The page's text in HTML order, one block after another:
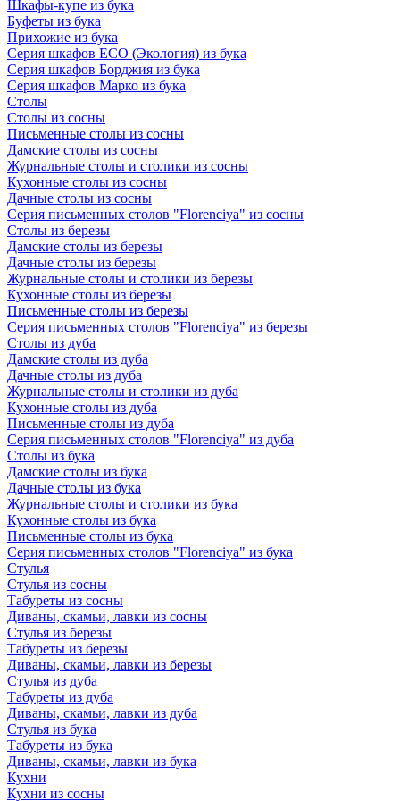
Шкафы-купе из бука
Буфеты из бука
Прихожие из бука
Серия шкафов ECO (Экология) из бука
Серия шкафов Борджия из бука
Серия шкафов Марко из бука
Столы
Столы из сосны
Письменные столы из сосны
Дамские столы из сосны
Журнальные столы и столики из сосны
Кухонные столы из сосны
Дачные столы из сосны
Серия письменных столов "Florenciya" из сосны
Столы из березы
Дамские столы из березы
Дачные столы из березы
Журнальные столы и столики из березы
Кухонные столы из березы
Письменные столы из березы
Серия письменных столов "Florenciya" из березы
Столы из дуба
Дамские столы из дуба
Дачные столы из дуба
Журнальные столы и столики из дуба
Кухонные столы из дуба
Письменные столы из дуба
Серия письменных столов "Florenciya" из дуба
Столы из бука
Дамские столы из бука
Дачные столы из бука
Журнальные столы и столики из бука
Кухонные столы из бука
Письменные столы из бука
Серия письменных столов "Florenciya" из бука
Стулья
Стулья из сосны
Табуреты из сосны
Диваны, скамьи, лавки из сосны
Стулья из березы
Табуреты из березы
Диваны, скамьи, лавки из березы
Стулья из дуба
Табуреты из дуба
Диваны, скамьи, лавки из дуба
Стулья из бука
Табуреты из бука
Диваны, скамьи, лавки из бука
Кухни
Кухни из сосны